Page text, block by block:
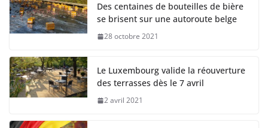
Des centaines de bouteilles de bière
se brisent sur une autoroute belge
28 octobre 2021
Le Luxembourg valide la réouverture
des terrasses dès le 7 avril
2 avril 2021